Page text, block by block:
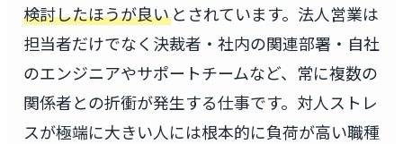
検討したほうが良いとされています。法人営業は
担当者だけでなく決裁者・社内の関連部署・自社
のエンジニアやサポートチームなど、常に複数の
関係者との折衝が発生する仕事です。対人ストレ
スが極端に大きい人には根本的に負荷が高い職種